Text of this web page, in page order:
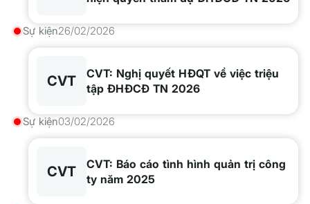
Sự kiện26/02/2026
CVT
CVT: Nghị quyết HĐQT về việc triệu
tập ĐHĐCĐ TN 2026
Sự kiện03/02/2026
CVT
CVT: Báo cáo tình hình quản trị công
ty năm 2025